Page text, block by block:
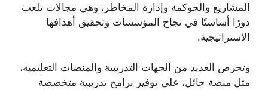
المشاريع والحوكمة وإدارة المخاطر، وهي مجالات تلعب
دورًا أساسيًا في نجاح المؤسسات وتحقيق أهدافها
الاستراتيجية.
وتحرص العديد من الجهات التدريبية والمنصات التعليمية،
مثل منصة حائل، على توفير برامج تدريبية متخصصة